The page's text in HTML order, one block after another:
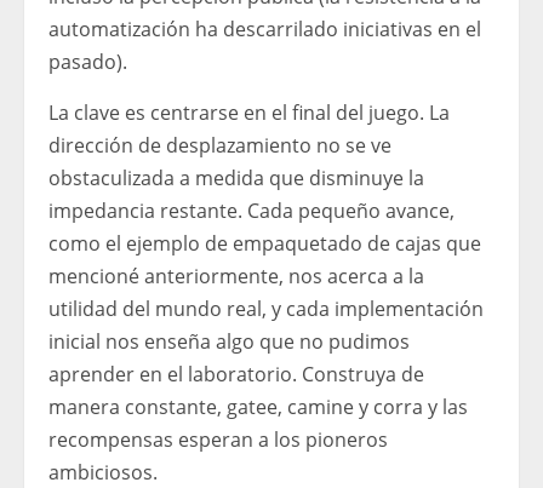
automatización ha descarrilado iniciativas en el
pasado).
La clave es centrarse en el final del juego. La
dirección de desplazamiento no se ve
obstaculizada a medida que disminuye la
impedancia restante. Cada pequeño avance,
como el ejemplo de empaquetado de cajas que
mencioné anteriormente, nos acerca a la
utilidad del mundo real, y cada implementación
inicial nos enseña algo que no pudimos
aprender en el laboratorio. Construya de
manera constante, gatee, camine y corra y las
recompensas esperan a los pioneros
ambiciosos.